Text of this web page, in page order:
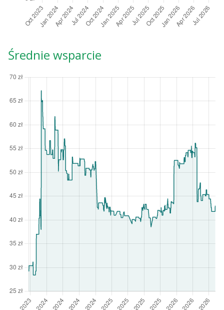
Średnie wsparcie